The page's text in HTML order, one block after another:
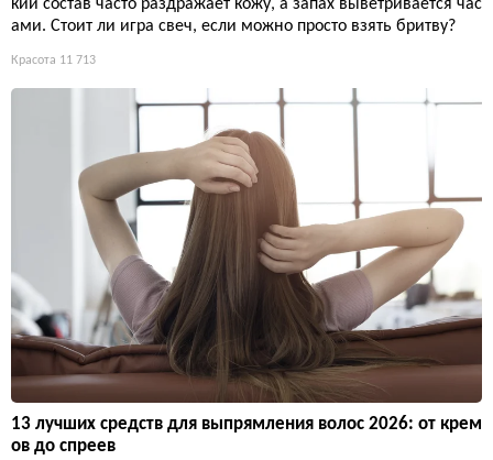
кий состав часто раздражает кожу, а запах выветривается час
ами. Стоит ли игра свеч, если можно просто взять бритву?
Красота 11 713
13 лучших средств для выпрямления волос 2026: от крем
ов до спреев